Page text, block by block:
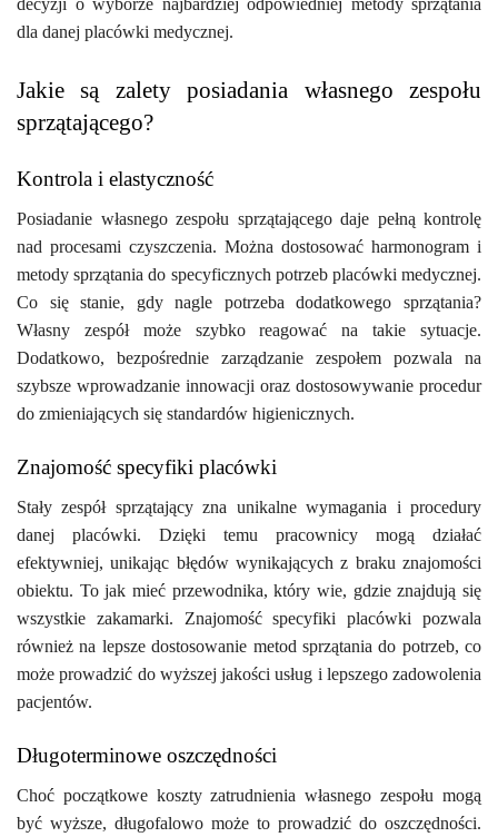
decyzji o wyborze najbardziej odpowiedniej metody sprzątania
dla danej placówki medycznej.
Jakie są zalety posiadania własnego zespołu
sprzątającego?
Kontrola i elastyczność
Posiadanie własnego zespołu sprzątającego daje pełną kontrolę
nad procesami czyszczenia. Można dostosować harmonogram i
metody sprzątania do specyficznych potrzeb placówki medycznej.
Co się stanie, gdy nagle potrzeba dodatkowego sprzątania?
Własny zespół może szybko reagować na takie sytuacje.
Dodatkowo, bezpośrednie zarządzanie zespołem pozwala na
szybsze wprowadzanie innowacji oraz dostosowywanie procedur
do zmieniających się standardów higienicznych.
Znajomość specyfiki placówki
Stały zespół sprzątający zna unikalne wymagania i procedury
danej placówki. Dzięki temu pracownicy mogą działać
efektywniej, unikając błędów wynikających z braku znajomości
obiektu. To jak mieć przewodnika, który wie, gdzie znajdują się
wszystkie zakamarki. Znajomość specyfiki placówki pozwala
również na lepsze dostosowanie metod sprzątania do potrzeb, co
może prowadzić do wyższej jakości usług i lepszego zadowolenia
pacjentów.
Długoterminowe oszczędności
Choć początkowe koszty zatrudnienia własnego zespołu mogą
być wyższe, długofalowo może to prowadzić do oszczędności.